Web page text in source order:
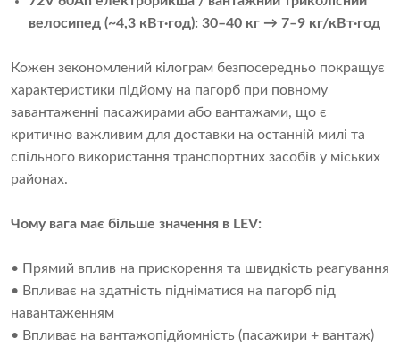
велосипед (~4,3 кВт·год): 30–40 кг → 7–9 кг/кВт·год
Кожен зекономлений кілограм безпосередньо покращує
характеристики підйому на пагорб при повному
завантаженні пасажирами або вантажами, що є
критично важливим для доставки на останній милі та
спільного використання транспортних засобів у міських
районах.
Чому вага має більше значення в LEV:
• Прямий вплив на прискорення та швидкість реагування
• Впливає на здатність підніматися на пагорб під
навантаженням
• Впливає на вантажопідйомність (пасажири + вантаж)